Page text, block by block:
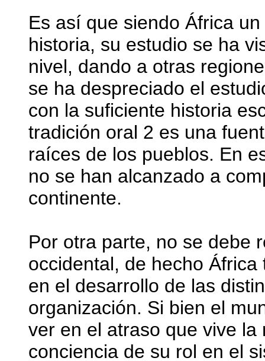
Es así que siendo África
historia, su estudio se ha
nivel, dando a otras
se ha despreciado el
con la suficiente historia
tradición oral 2 es una
raíces de los pueblos. En
no se han alcanzado a
continente.
Por otra parte, no se debe
occidental, de hecho
en el desarrollo de las
organización. Si bien el
ver en el atraso que vive
conciencia de su rol en el